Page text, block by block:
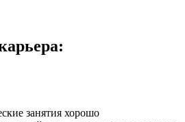
занятия хорошо